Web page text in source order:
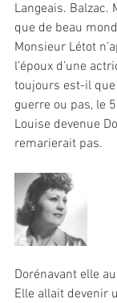
Langeais.
que de beau
Monsieur Létot
l’époux d’une
toujours est-il
guerre ou pas, le
Louise devenue
remarierait pas.
Dorénavant elle
Elle allait devenir